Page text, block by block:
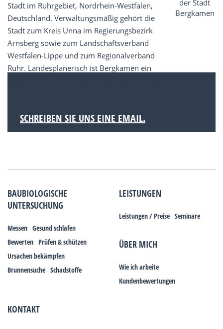
Stadt im Ruhrgebiet, Nordrhein-Westfalen,
Deutschland. Verwaltungsmäßig gehört die
Stadt zum Kreis Unna im Regierungsbezirk
Arnsberg sowie zum Landschaftsverband
Westfalen-Lippe und zum Regionalverband
Ruhr. Landesplanerisch ist Bergkamen ein
SCHREIBEN SIE UNS EINE EMAIL.
BAUBIOLOGISCHE
UNTERSUCHUNG
Messen Gesund schlafen
Bewerten Prüfen & schützen
Ursachen bekämpfen
Brunnensuche Schadstoffe
LEISTUNGEN
Leistungen / Preise Seminare
ÜBER MICH
Wie ich arbeite
Kundenbewertungen
KONTAKT